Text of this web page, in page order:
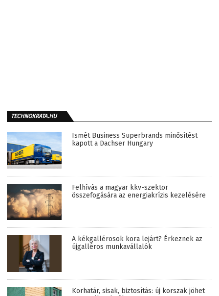
TECHNOKRATA.HU
Ismét Business Superbrands minősítést
kapott a Dachser Hungary
Felhívás a magyar kkv-szektor
összefogására az energiakrízis kezelésére
A kékgallérosok kora lejárt? Érkeznek az
újgalléros munkavállalók
Korhatár, sisak, biztosítás: új korszak jöhet